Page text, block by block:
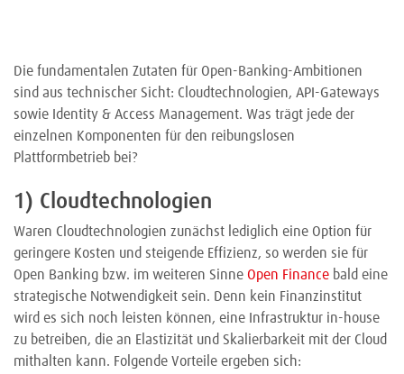
Die fundamentalen Zutaten für Open-Banking-Ambitionen
sind aus technischer Sicht: Cloudtechnologien, API-Gateways
sowie Identity & Access Management. Was trägt jede der
einzelnen Komponenten für den reibungslosen
Plattformbetrieb bei?
1) Cloudtechnologien
Waren Cloudtechnologien zunächst lediglich eine Option für
geringere Kosten und steigende Effizienz, so werden sie für
Open Banking bzw. im weiteren Sinne Open Finance bald eine
strategische Notwendigkeit sein. Denn kein Finanzinstitut
wird es sich noch leisten können, eine Infrastruktur in-house
zu betreiben, die an Elastizität und Skalierbarkeit mit der Cloud
mithalten kann. Folgende Vorteile ergeben sich: